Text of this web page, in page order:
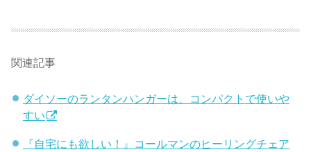
関連記事
ダイソーのランタンハンガーは、コンパクトで使いや
すい
『自宅にも欲しい！』コールマンのヒーリングチェア